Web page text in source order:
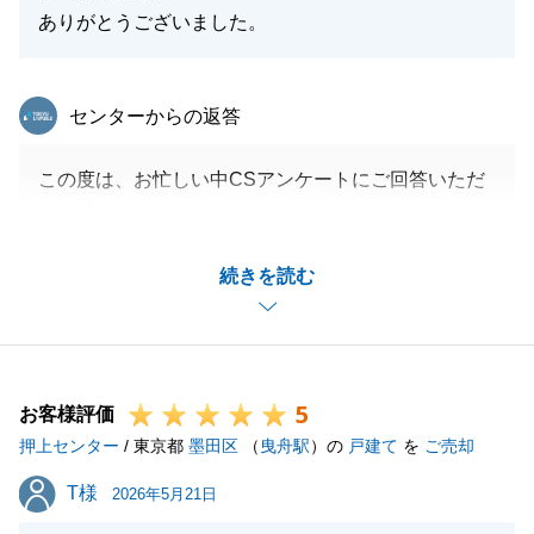
ありがとうございました。
続きを読む
東急リバブル
センターからの返答
この度は、お忙しい中CSアンケートにご回答いただ
思いであると同時に、嬉しさで胸がいっぱいでござい
今回のご売却にあたりましては、様々なご事情がある
あったことと存じます。
そのような大変な状況にもかかわらず、私を信頼し、
手続きや調整にいつも迅速・丁寧にご協力いただけた
からこそ、無事に売却を完了することができました。
お客様評価 5
押上センター / 東京都 墨田区 （ 曳舟駅）の 戸建て を ご売却
T様
T様 2026年5月21日